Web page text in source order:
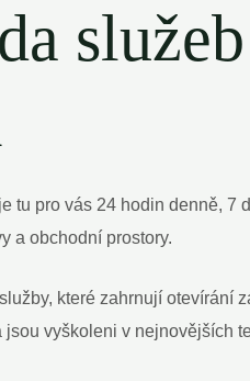
tu pro vás 24 hodin denně,
a obchodní prostory.
které zahrnují otevírání
vyškoleni v nejnovějších